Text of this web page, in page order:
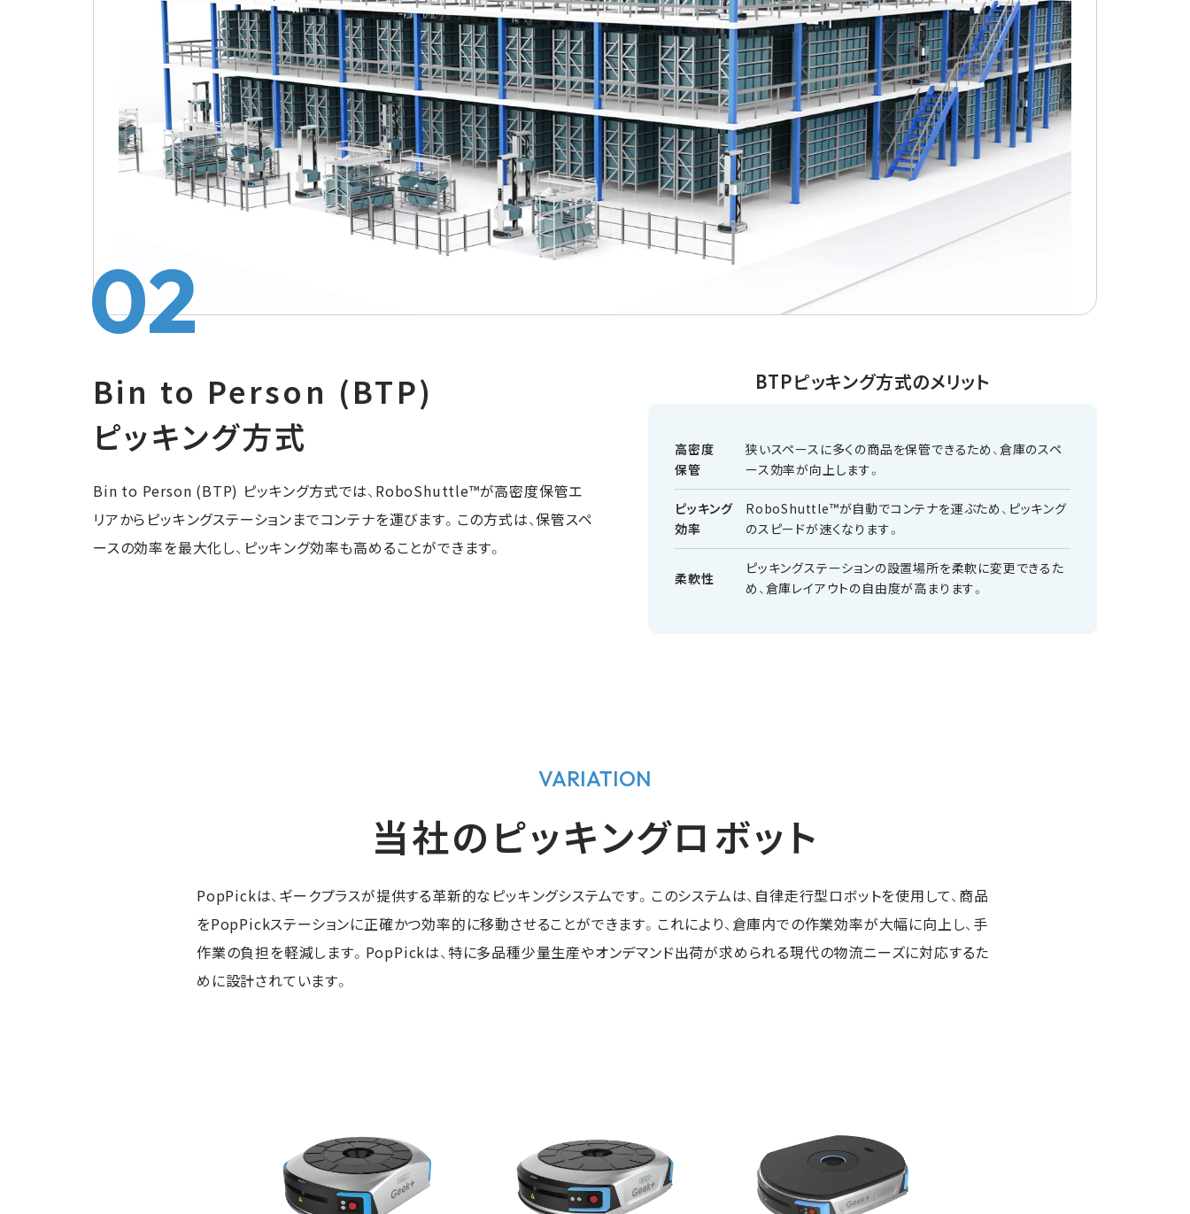
02
Bin to Person (BTP)
ピッキング方式
Bin to Person (BTP) ピッキング方式では、RoboShuttle™が高密度保管エ
リアからピッキングステーションまでコンテナを運びます。この方式は、保管スペ
ースの効率を最大化し、ピッキング効率も高めることができます。
BTPピッキング方式のメリット
高密度
保管
狭いスペースに多くの商品を保管できるため、倉庫のスペ
ース効率が向上します。
ピッキング
効率
RoboShuttle™が自動でコンテナを運ぶため、ピッキング
のスピードが速くなります。
柔軟性
ピッキングステーションの設置場所を柔軟に変更できるた
め、倉庫レイアウトの自由度が高まります。
VARIATION
当社のピッキングロボット
PopPickは、ギークプラスが提供する革新的なピッキングシステムです。このシステムは、自律走行型ロボットを使用して、商品
をPopPickステーションに正確かつ効率的に移動させることができます。これにより、倉庫内での作業効率が大幅に向上し、手
作業の負担を軽減します。PopPickは、特に多品種少量生産やオンデマンド出荷が求められる現代の物流ニーズに対応するた
めに設計されています。